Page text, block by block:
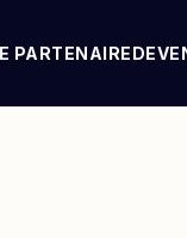
PARTENAIRE